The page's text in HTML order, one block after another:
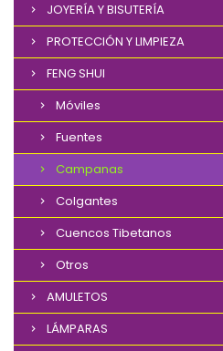
JOYERÍA Y BISUTERÍA
PROTECCIÓN Y LIMPIEZA
FENG SHUI
Móviles
Fuentes
Campanas
Colgantes
Cuencos Tibetanos
Otros
AMULETOS
LÁMPARAS